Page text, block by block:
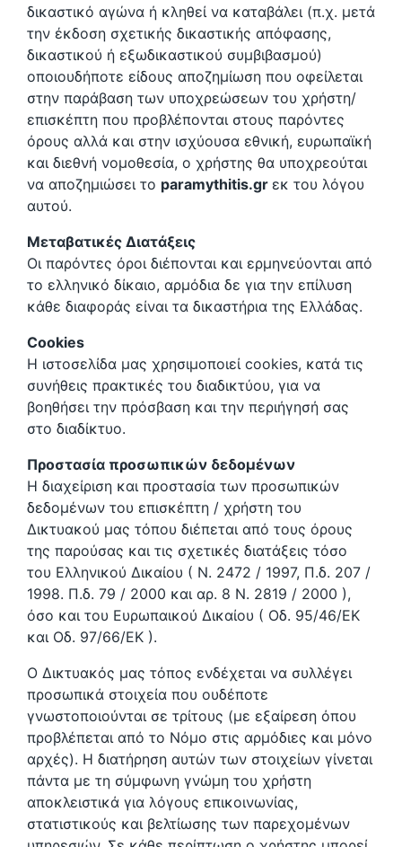
δικαστικό αγώνα ή κληθεί να καταβάλει (π.χ. μετά
την έκδοση σχετικής δικαστικής απόφασης,
δικαστικού ή εξωδικαστικού συμβιβασμού)
οποιουδήποτε είδους αποζημίωση που οφείλεται
στην παράβαση των υποχρεώσεων του χρήστη/
επισκέπτη που προβλέπονται στους παρόντες
όρους αλλά και στην ισχύουσα εθνική, ευρωπαϊκή
και διεθνή νομοθεσία, ο χρήστης θα υποχρεούται
να αποζημιώσει το paramythitis.gr εκ του λόγου
αυτού.
Μεταβατικές Διατάξεις
Οι παρόντες όροι διέπονται και ερμηνεύονται από
το ελληνικό δίκαιο, αρμόδια δε για την επίλυση
κάθε διαφοράς είναι τα δικαστήρια της Ελλάδας.
Cookies
Η ιστοσελίδα μας χρησιμοποιεί cookies, κατά τις
συνήθεις πρακτικές του διαδικτύου, για να
βοηθήσει την πρόσβαση και την περιήγησή σας
στο διαδίκτυο.
Προστασία προσωπικών δεδομένων
Η διαχείριση και προστασία των προσωπικών
δεδομένων του επισκέπτη / χρήστη του
Δικτυακού μας τόπου διέπεται από τους όρους
της παρούσας και τις σχετικές διατάξεις τόσο
του Ελληνικού Δικαίου ( Ν. 2472 / 1997, Π.δ. 207 /
1998. Π.δ. 79 / 2000 και αρ. 8 Ν. 2819 / 2000 ),
όσο και του Ευρωπαικού Δικαίου ( Οδ. 95/46/ΕΚ
και Οδ. 97/66/ΕΚ ).
Ο Δικτυακός μας τόπος ενδέχεται να συλλέγει
προσωπικά στοιχεία που ουδέποτε
γνωστοποιούνται σε τρίτους (με εξαίρεση όπου
προβλέπεται από το Νόμο στις αρμόδιες και μόνο
αρχές). Η διατήρηση αυτών των στοιχείων γίνεται
πάντα με τη σύμφωνη γνώμη του χρήστη
αποκλειστικά για λόγους επικοινωνίας,
στατιστικούς και βελτίωσης των παρεχομένων